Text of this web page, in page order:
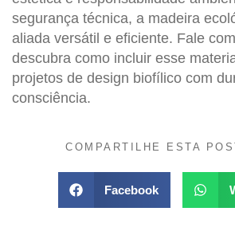
segurança técnica, a madeira
aliada versátil e eficiente. Fale
descubra como incluir esse
projetos de design biofílico com
consciência.
COMPARTILHE ESTA
Facebook